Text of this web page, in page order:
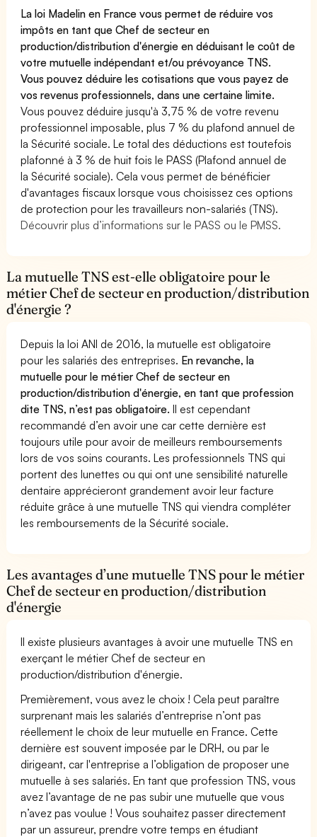
La loi Madelin en France vous permet de réduire vos
impôts en tant que Chef de secteur en
production/distribution d'énergie en déduisant le coût de
votre mutuelle indépendant et/ou prévoyance TNS.
Vous pouvez déduire les cotisations que vous payez de
vos revenus professionnels, dans une certaine limite.
Vous pouvez déduire jusqu'à 3,75 % de votre revenu
professionnel imposable, plus 7 % du plafond annuel de
la Sécurité sociale. Le total des déductions est toutefois
plafonné à 3 % de huit fois le PASS (Plafond annuel de
la Sécurité sociale). Cela vous permet de bénéficier
d'avantages fiscaux lorsque vous choisissez ces options
de protection pour les travailleurs non-salariés (TNS).
Découvrir plus d’informations sur le PASS ou le PMSS.
La mutuelle TNS est-elle obligatoire pour le
métier Chef de secteur en production/distribution
d'énergie ?
Depuis la loi ANI de 2016, la mutuelle est obligatoire
pour les salariés des entreprises. En revanche, la
mutuelle pour le métier Chef de secteur en
production/distribution d'énergie, en tant que profession
dite TNS, n’est pas obligatoire.Il est cependant
recommandé d’en avoir une car cette dernière est
toujours utile pour avoir de meilleurs remboursements
lors de vos soins courants. Les professionnels TNS qui
portent des lunettes ou qui ont une sensibilité naturelle
dentaire apprécieront grandement avoir leur facture
réduite grâce à une mutuelle TNS qui viendra compléter
les remboursements de la Sécurité sociale.
Les avantages d’une mutuelle TNS pour le métier
Chef de secteur en production/distribution
d'énergie
Il existe plusieurs avantages à avoir une mutuelle TNS en
exerçant le métier Chef de secteur en
production/distribution d'énergie.
Premièrement, vous avez le choix ! Cela peut paraître
surprenant mais les salariés d’entreprise n’ont pas
réellement le choix de leur mutuelle en France. Cette
dernière est souvent imposée par le DRH, ou par le
dirigeant, car l'entreprise a l’obligation de proposer une
mutuelle à ses salariés. En tant que profession TNS, vous
avez l’avantage de ne pas subir une mutuelle que vous
n’avez pas voulue ! Vous souhaitez passer directement
par un assureur, prendre votre temps en étudiant